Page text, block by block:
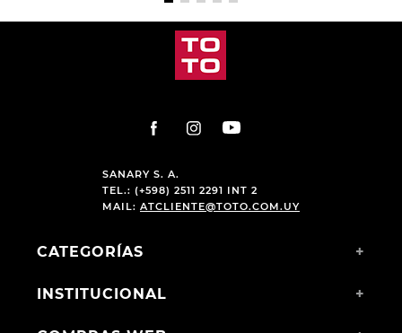
SANARY S. A.
TEL.: (+598) 2511 2291 INT 2
MAIL: ATCLIENTE@TOTO.COM.UY
CATEGORÍAS +
INSTITUCIONAL +